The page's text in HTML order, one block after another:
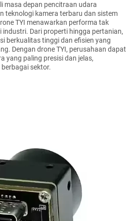
masa depan pencitraan udara
teknologi kamera terbaru dan sistem
TYI menawarkan performa tak
Dari properti hingga pertanian,
berkualitas tinggi dan efisien yang
Dengan drone TYI, perusahaan dapat
yang paling presisi dan jelas,
sektor.